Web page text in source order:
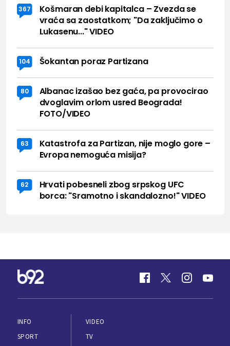
367
Košmaran debi kapitalca – Zvezda se
vraća sa zaostatkom; "Da zaključimo o
Lukasenu..." VIDEO
104 Šokantan poraz Partizana
80
Albanac izašao bez gaća, pa provocirao
dvoglavim orlom usred Beograda!
FOTO/VIDEO
63
Katastrofa za Partizan, nije moglo gore –
Evropa nemoguća misija?
62
Hrvati pobesneli zbog srpskog UFC
borca: "Sramotno i skandalozno!" VIDEO
INFO
SPORT
VIDEO
TV